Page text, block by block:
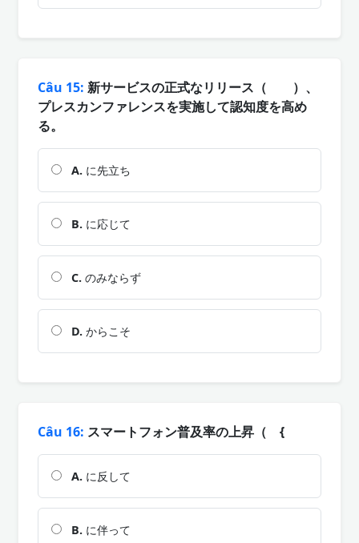
Câu 15: 新サービスの正式なリリース（ ）、
プレスカンファレンスを実施して認知度を高め
る。
A. に先立ち
B. に応じて
C. のみならず
D. からこそ
Câu 16: スマートフォン普及率の上昇（ {
A. に反して
B. に伴って